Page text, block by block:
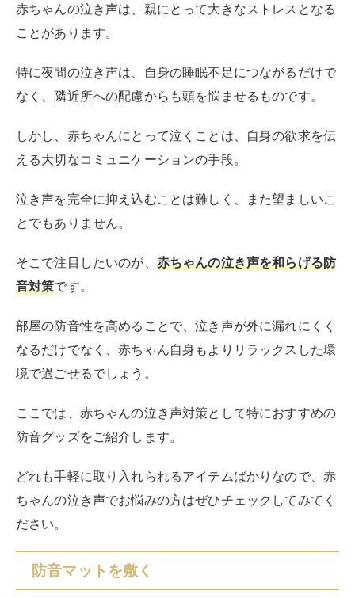
赤ちゃんの泣き声は、親にとって大きなストレスとなる
ことがあります。
特に夜間の泣き声は、自身の睡眠不足につながるだけで
なく、隣近所への配慮からも頭を悩ませるものです。
しかし、赤ちゃんにとって泣くことは、自身の欲求を伝
える大切なコミュニケーションの手段。
泣き声を完全に抑え込むことは難しく、また望ましいこ
とでもありません。
そこで注目したいのが、 赤ちゃんの泣き声を和らげる防
音対策です。
部屋の防音性を高めることで、泣き声が外に漏れにくく
なるだけでなく、赤ちゃん自身もよりリラックスした環
境で過ごせるでしょう。
ここでは、赤ちゃんの泣き声対策として特におすすめの
防音グッズをご紹介します。
どれも手軽に取り入れられるアイテムばかりなので、赤
ちゃんの泣き声でお悩みの方はぜひチェックしてみてく
ださい。
防音マットを敷く